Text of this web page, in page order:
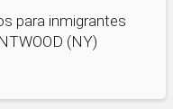
para inmigrantes
(NY)